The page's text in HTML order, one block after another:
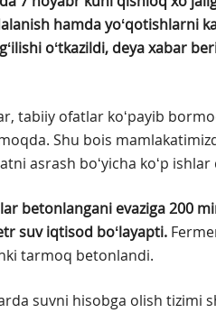
hamda yoʻqotishlarni
oʻtkazildi, deya xabar
tabiiy ofatlar koʻpayib
Shu bois
asrash boʻyicha koʻp
betonlangani evaziga 200
suv iqtisod boʻlayapti.
tarmoq betonlandi.
suvni hisobga olish tizimi